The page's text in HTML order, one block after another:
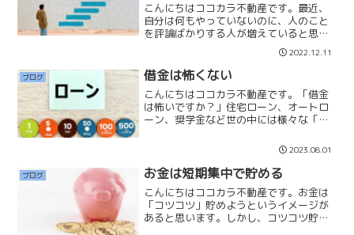
こんにちはココカラ不動産です。最近、
自分は何もやっていないのに、人のこと
を評論ばかりする人が増えていると思い
ませんか？掲示板やtwitterなどで匿名で
悪口や評論をすることができることや、
テレビ情報、ネット情報が入りやすく、
色々な事に首を突...
2022.12.11
ブログ 借金は怖くない
こんにちはココカラ不動産です。「借金
は怖いですか？」住宅ローン、オートロ
ーン、奨学金など世の中には様々な「借
もので「タイムマシーン」だと思ってい
ます。現金でなければ購入することも、
やりたいことも出来ないの...
2023.08.01
ブログ お金は短期集中で貯める
こんにちはココカラ不動産です。お金は
「コツコツ」貯めようというイメージが
あると思います。しかし、コツコツ貯め